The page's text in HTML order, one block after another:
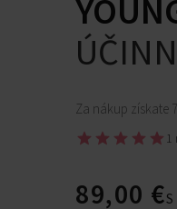
Za nákup získate
1
89,00 €